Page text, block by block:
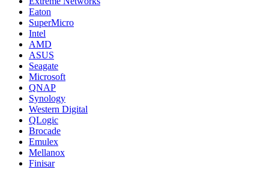
Eaton
SuperMicro
Intel
AMD
ASUS
Seagate
Microsoft
QNAP
Synology
Western Digital
QLogic
Brocade
Emulex
Mellanox
Finisar